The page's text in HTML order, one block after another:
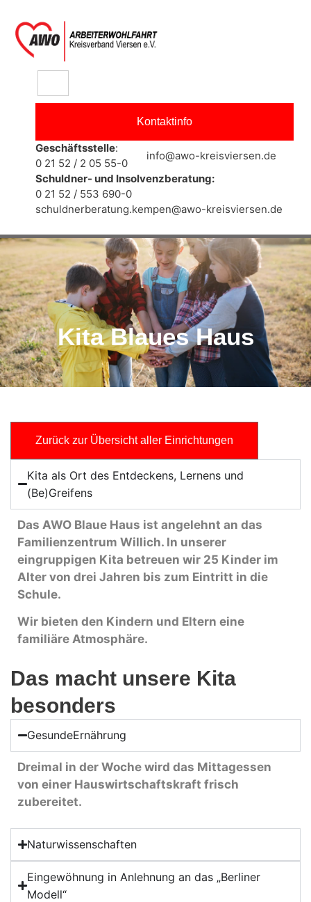
Kontaktinfo
Geschäftsstelle:
0 21 52 / 2 05 55-0
info@awo-kreisviersen.de
Schuldner- und Insolvenzberatung:
0 21 52 / 553 690-0
schuldnerberatung.kempen@awo-kreisviersen.de
Kita Blaues Haus
Kita Blaues Haus
Zurück zur Übersicht aller Einrichtungen
Kita als Ort des Entdeckens, Lernens und
(Be)Greifens
Das AWO Blaue Haus ist angelehnt an das
Familienzentrum Willich. In unserer
eingruppigen Kita betreuen wir 25 Kinder im
Alter von drei Jahren bis zum Eintritt in die
Schule.
Wir bieten den Kindern und Eltern eine
familiäre Atmosphäre.
Das macht unsere Kita
besonders
GesundeErnährung
Dreimal in der Woche wird das Mittagessen
von einer Hauswirtschaftskraft frisch
zubereitet.
Naturwissenschaften
Eingewöhnung in Anlehnung an das „Berliner
Modell“